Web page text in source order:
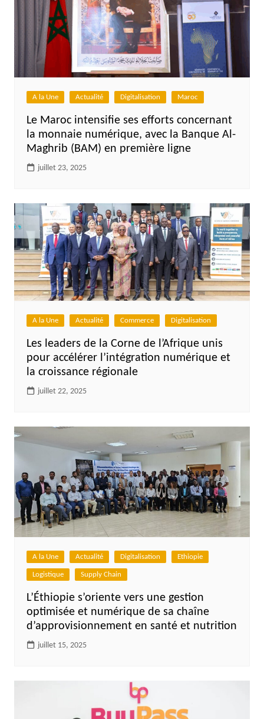
A la Une Actualité Digitalisation Maroc
Le Maroc intensifie ses efforts concernant
la monnaie numérique, avec la Banque Al-
Maghrib (BAM) en première ligne
juillet 23, 2025
A la Une Actualité Commerce Digitalisation
Les leaders de la Corne de l’Afrique unis
pour accélérer l’intégration numérique et
la croissance régionale
juillet 22, 2025
A la Une Actualité Digitalisation Ethiopie
Logistique Supply Chain
L’Éthiopie s’oriente vers une gestion
optimisée et numérique de sa chaîne
d’approvisionnement en santé et nutrition
juillet 15, 2025